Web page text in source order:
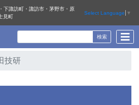
諏訪町・諏訪市・茅野市・原
見町
Select Language ▼
技研